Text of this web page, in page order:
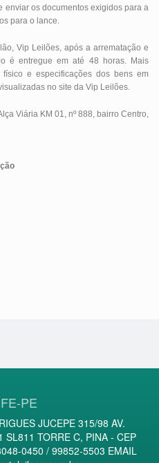
enviar os documentos exigidos para a
para o lance.
Vip Leilões, após a arrematação e
é entregue em até 48 horas. Mais
e especificações dos bens em
no site da Vip Leilões.
Viária KM 01, nº 888, bairro Centro,
PE
JUCEPE 315/98 AV.
SL811 TORRE C, PINA - CEP
0450 / 99852-5503 EMAIL